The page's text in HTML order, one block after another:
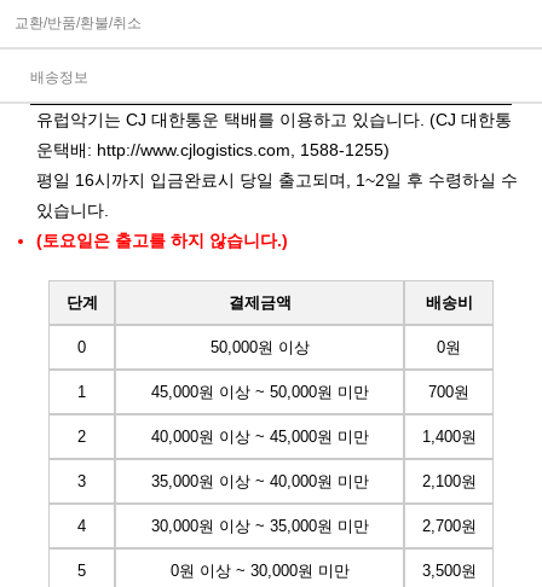
교환/반품/환불/취소
배송정보
유럽악기는 CJ 대한통운 택배를 이용하고 있습니다. (CJ 대한통
운택배: http://www.cjlogistics.com, 1588-1255)
평일 16시까지 입금완료시 당일 출고되며, 1~2일 후 수령하실 수
있습니다.
(토요일은 출고를 하지 않습니다.)
단계 결제금액 배송비
0 50,000원 이상 0원
1 45,000원 이상 ~ 50,000원 미만 700원
2 40,000원 이상 ~ 45,000원 미만 1,400원
3 35,000원 이상 ~ 40,000원 미만 2,100원
4 30,000원 이상 ~ 35,000원 미만 2,700원
5 0원 이상 ~ 30,000원 미만 3,500원